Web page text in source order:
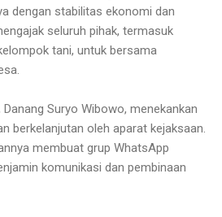
dengan stabilitas ekonomi dan
seluruh pihak, termasuk
tani, untuk bersama
Suryo Wibowo, menekankan
berkelanjutan oleh aparat kejaksaan.
membuat grup WhatsApp
komunikasi dan pembinaan